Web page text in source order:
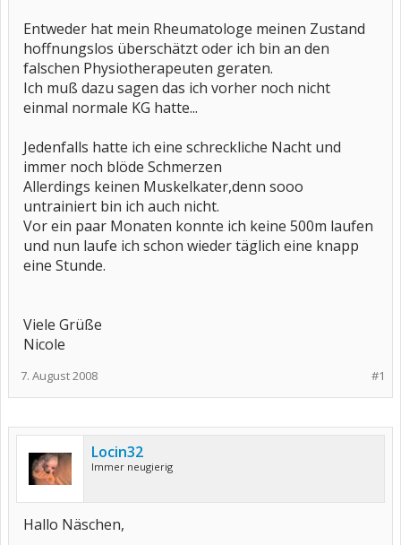
Entweder hat mein Rheumatologe meinen Zustand
hoffnungslos überschätzt oder ich bin an den
falschen Physiotherapeuten geraten.
Ich muß dazu sagen das ich vorher noch nicht
einmal normale KG hatte...
Jedenfalls hatte ich eine schreckliche Nacht und
immer noch blöde Schmerzen
Allerdings keinen Muskelkater,denn sooo
untrainiert bin ich auch nicht.
Vor ein paar Monaten konnte ich keine 500m laufen
und nun laufe ich schon wieder täglich eine knapp
eine Stunde.
Viele Grüße
Nicole
#1
7. August 2008
Locin32
Immer neugierig
Hallo Näschen,